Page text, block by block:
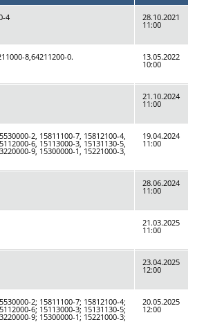
4 28.10.2021
11:00
8,64211200-0. 13.05.2022
10:00
21.10.2024
11:00
2, 15811100-7, 15812100-4,
6, 15113000-3, 15131130-5,
9, 15300000-1, 15221000-3,
19.04.2024
11:00
28.06.2024
11:00
21.03.2025
11:00
23.04.2025
12:00
2; 15811100-7; 15812100-4;
6; 15113000-3; 15131130-5;
9; 15300000-1; 15221000-3;
20.05.2025
12:00